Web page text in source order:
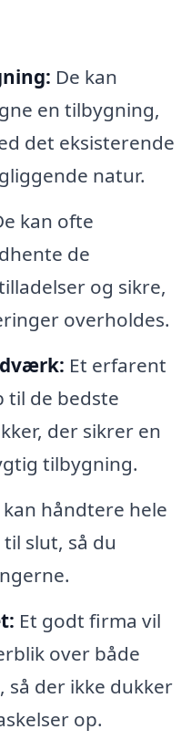
De kan
en tilbygning,
det eksisterende
natur.
kan ofte
de
og sikre,
overholdes.
Et erfarent
til de bedste
der sikrer en
tilbygning.
kan håndtere hele
slut, så du
Et godt firma vil
over både
der ikke dukker
op.